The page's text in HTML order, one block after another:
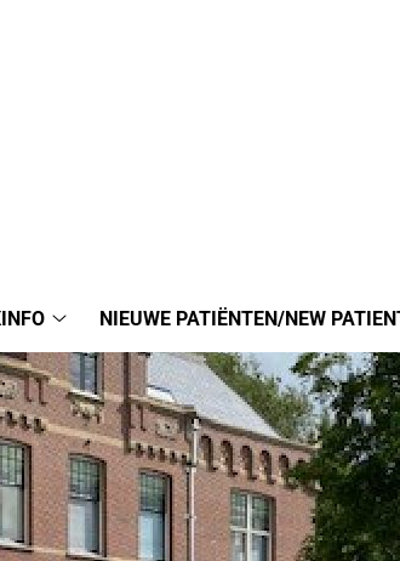
submenu
NIEUWE PATIËNTEN/NEW